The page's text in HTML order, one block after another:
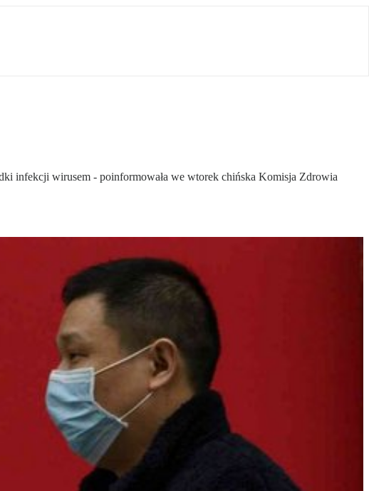
infekcji wirusem - poinformowała we wtorek chińska Komisja Zdrowia